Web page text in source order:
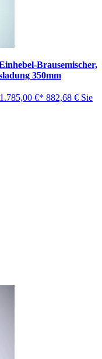
Brausemischer,
350mm
1.785,00 €* 882,68 € Sie